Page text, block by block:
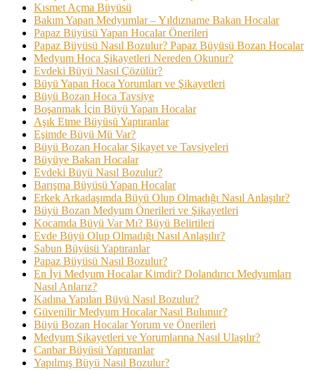
Kısmet Açma Büyüsü
Bakım Yapan Medyumlar – Yıldızname Bakan Hocalar
Papaz Büyüsü Yapan Hocalar Önerileri
Papaz Büyüsü Nasıl Bozulur? Papaz Büyüsü Bozan Hocalar
Medyum Hoca Şikayetleri Nereden Okunur?
Evdeki Büyü Nasıl Çözülür?
Büyü Yapan Hoca Yorumları ve Şikayetleri
Büyü Bozan Hoca Tavsiye
Boşanmak İçin Büyü Yapan Hocalar
Aşık Etme Büyüsü Yaptıranlar
Eşimde Büyü Mü Var?
Büyü Bozan Hocalar Şikayet ve Tavsiyeleri
Büyüye Bakan Hocalar
Evdeki Büyü Nasıl Bozulur?
Barışma Büyüsü Yapan Hocalar
Erkek Arkadaşımda Büyü Olup Olmadığı Nasıl Anlaşılır?
Büyü Bozan Medyum Önerileri ve Şikayetleri
Kocamda Büyü Var Mı? Büyü Belirtileri
Evde Büyü Olup Olmadığı Nasıl Anlaşılır?
Sabun Büyüsü Yaptıranlar
Papaz Büyüsü Nasıl Bozulur?
En İyi Medyum Hocalar Kimdir? Dolandırıcı Medyumları
Nasıl Anlarız?
Kadına Yapılan Büyü Nasıl Bozulur?
Güvenilir Medyum Hocalar Nasıl Bulunur?
Büyü Bozan Hocalar Yorum ve Önerileri
Medyum Şikayetleri ve Yorumlarına Nasıl Ulaşılır?
Canbar Büyüsü Yaptıranlar
Yapılmış Büyü Nasıl Bozulur?